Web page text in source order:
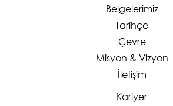
Belgelerimiz
Tarihçe
Çevre
Misyon & Vizyon
İletişim
Kariyer